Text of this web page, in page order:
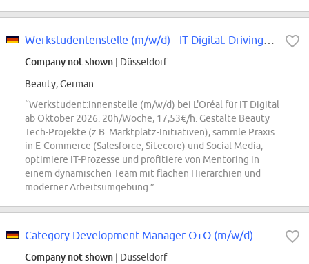
Company not shown | Düsseldorf
Beauty, German
“Werkstudent:innenstelle (m/w/d) bei L'Oréal für IT Digital
ab Oktober 2026. 20h/Woche, 17,53€/h. Gestalte Beauty
Tech-Projekte (z.B. Marktplatz-Initiativen), sammle Praxis
in E-Commerce (Salesforce, Sitecore) und Social Media,
optimiere IT-Prozesse und profitiere von Mentoring in
einem dynamischen Team mit flachen Hierarchien und
moderner Arbeitsumgebung.”
Company not shown | Düsseldorf